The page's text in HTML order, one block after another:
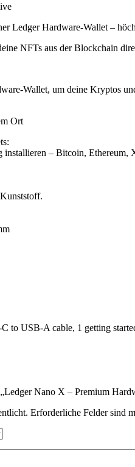
Ledger Hardware-Wallet –
NFTs aus der Blockchain
Wallet, um deine Kryptos
Ort
– Bitcoin, Ethereum,
to USB-A cable, 1 getting
Nano X – Premium
Erforderliche Felder sind